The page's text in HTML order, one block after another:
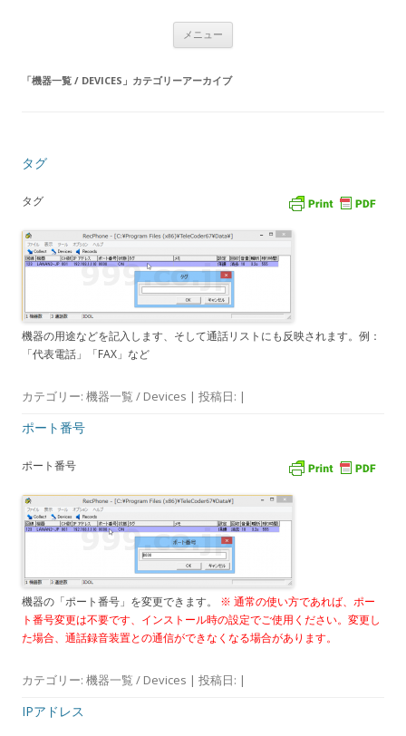
USBナンバーディスプレイアダプタ
Caller ID detection Call recordingメニュー
「機器一覧 / DEVICES 」カテゴリーアーカイブ
タグ
タグ
機器の用途などを記入します、そして通話リストにも反映されます。例：
「代表電話」「FAX」など
カテゴリー: 機器一覧 / Devices | 投稿日: |
ポート番号
ポート番号
機器の「ポート番号」を変更できます。 ※ 通常の使い方であれば、ポー
ト番号変更は不要です、インストール時の設定でご使用ください。変更し
た場合、通話録音装置との通信ができなくなる場合があります。
カテゴリー: 機器一覧 / Devices | 投稿日: |
IPアドレス